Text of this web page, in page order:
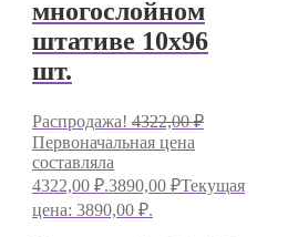
многослойном
штативе 10х96
шт.
Распродажа! 4322,00₽
Первоначальная цена
составляла
4322,00 ₽.3890,00 ₽Текущая
цена: 3890,00 ₽.